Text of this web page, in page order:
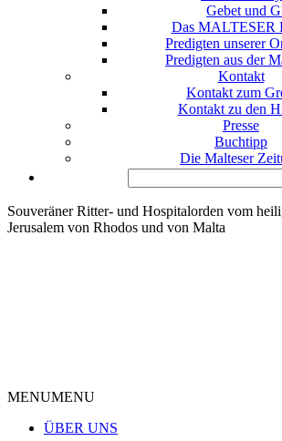
Gebet und
Das MALTESER
Predigten unserer
Predigten aus der
Kontakt
Kontakt zum
Kontakt zu den
Presse
Buchtipp
Die Malteser
Souveräner Ritter- und Hospitalorden vom
Jerusalem von Rhodos und von Malta
MENUMENU
ÜBER UNS